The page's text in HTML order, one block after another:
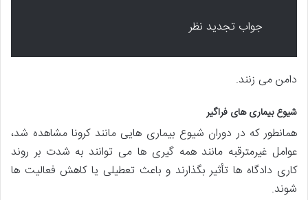
جواب تجدید نظر
دامن می زنند.
شیوع بیماری های فراگیر
همانطور که در دوران شیوع بیماری هایی مانند کرونا مشاهده شد،
عوامل غیرمترقبه مانند همه گیری ها می توانند به شدت بر روند
کاری دادگاه ها تأثیر بگذارند و باعث تعطیلی یا کاهش فعالیت ها
شوند.